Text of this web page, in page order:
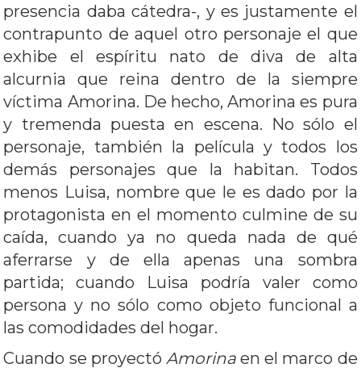
presencia daba cátedra-, y es justamente el
contrapunto de aquel otro personaje el que
exhibe el espíritu nato de diva de alta
alcurnia que reina dentro de la siempre
víctima Amorina. De hecho, Amorina es pura
y tremenda puesta en escena. No sólo el
personaje, también la película y todos los
demás personajes que la habitan. Todos
menos Luisa, nombre que le es dado por la
protagonista en el momento culmine de su
caída, cuando ya no queda nada de qué
aferrarse y de ella apenas una sombra
partida; cuando Luisa podría valer como
persona y no sólo como objeto funcional a
las comodidades del hogar.
Cuando se proyectó Amorinaen el marco de